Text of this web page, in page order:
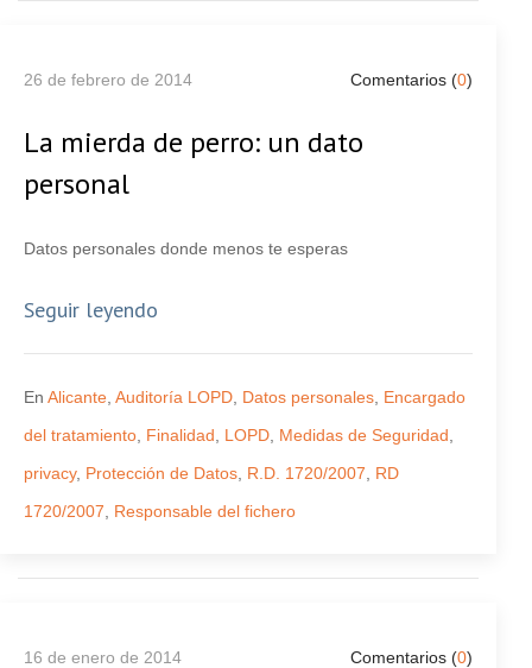
26 de febrero de 2014 Comentarios (0)
La mierda de perro: un dato
personal
Datos personales donde menos te esperas
Seguir leyendo
En Alicante Auditoría LOPD Datos personales Encargado
del tratamiento Finalidad LOPD Medidas de Seguridad
privacy, Protección de Datos R.D. 1720/2007
RD
1720/2007
Responsable del fichero
16 de enero de 2014 Comentarios (0)